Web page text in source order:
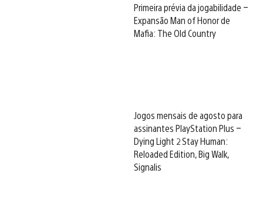
Primeira prévia da jogabilidade –
Expansão Man of Honor de
Mafia: The Old Country
Jogos mensais de agosto para
assinantes PlayStation Plus –
Dying Light 2 Stay Human:
Reloaded Edition, Big Walk,
Signalis